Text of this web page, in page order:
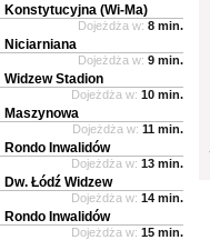
Konstytucyjna (Wi-Ma)
Dojeżdża w: 8 min.
Niciarniana
Dojeżdża w: 9 min.
Widzew Stadion
Dojeżdża w: 10 min.
Maszynowa
Dojeżdża w: 11 min.
Rondo Inwalidów
Dojeżdża w: 13 min.
Dw. Łódź Widzew
Dojeżdża w: 14 min.
Rondo Inwalidów
Dojeżdża w: 15 min.